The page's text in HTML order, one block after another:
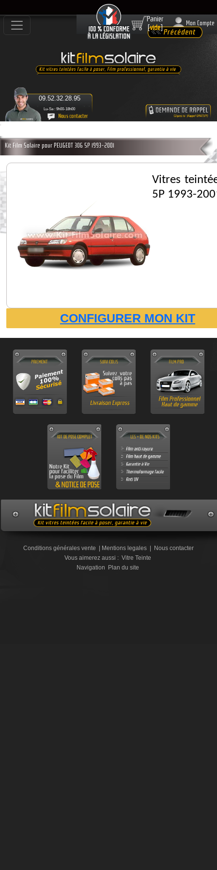
Lu-Sa : 9h00-18h00
09.52.32.28.95
Panier
[vide]
Mon Compte
Kit Film Solaire pour PEUGEOT 306 5P 1993-2001
Vitres
5P 1993-
CONFIGURER MON KIT
Conditions générales vente | Mentions legales | Nous contacter
Vous aimerez aussi : Vitre Teinte
Navigation Plan du site